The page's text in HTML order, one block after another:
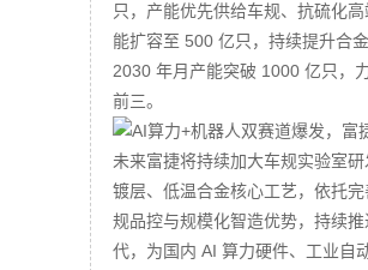
只，产能优先供给车规、抗硫化
能扩容至 500 亿只，持续提升合
2030 年月产能突破 1000 亿只，
前三。
未来富捷将持续加大车规实验室
镀层、低温合金核心工艺，依托
规品控与规模化智造优势，持续
代，为国内 AI 算力硬件、工业自